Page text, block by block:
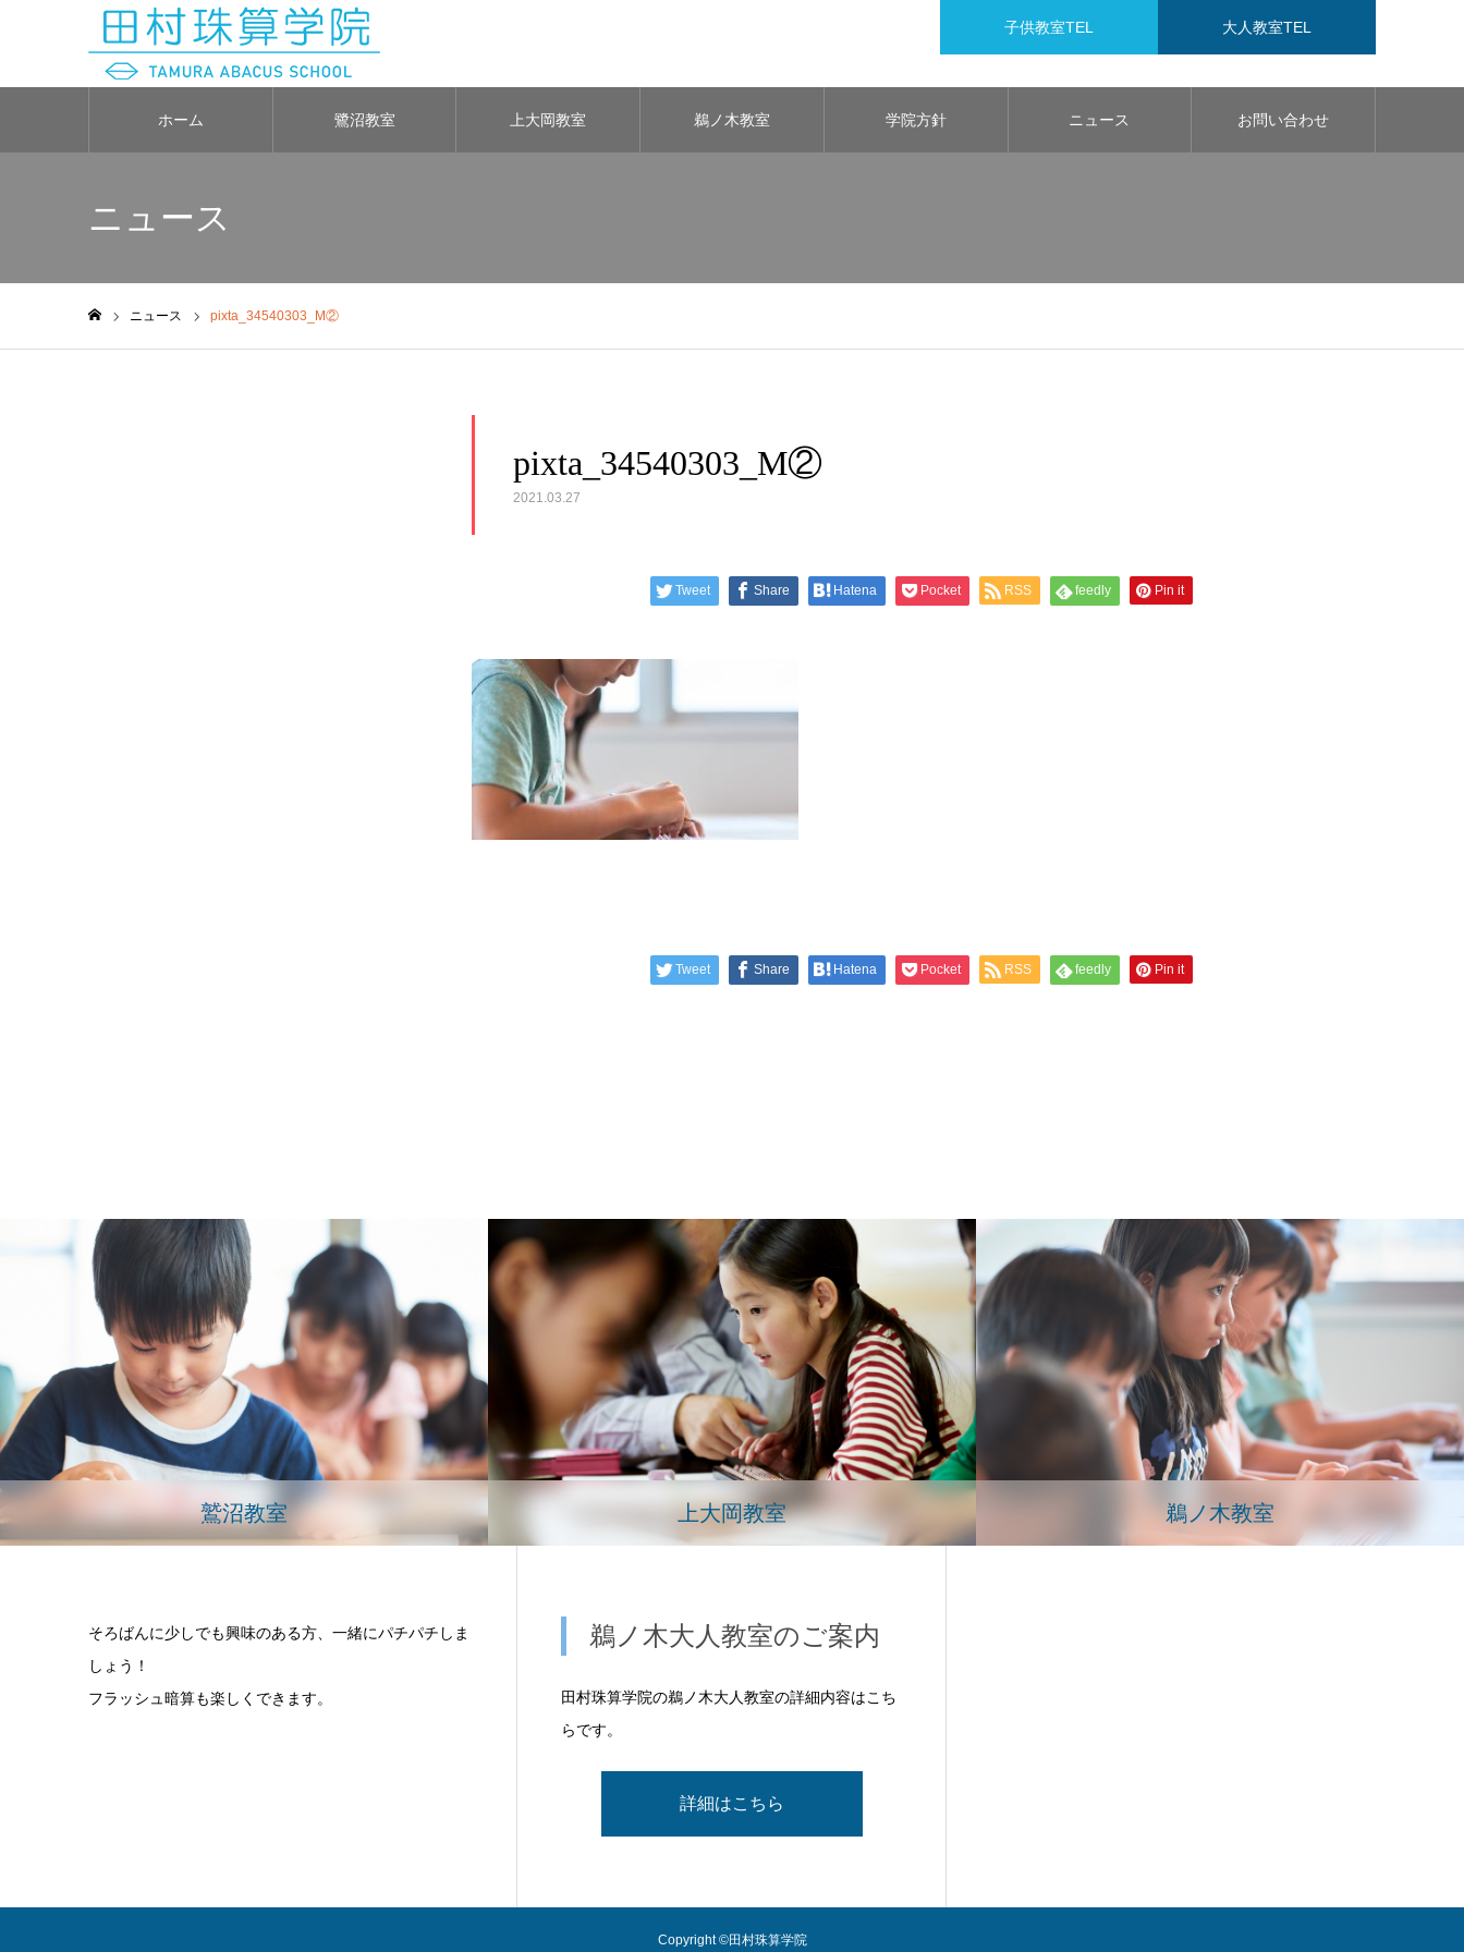
子供教室TEL 大人教室TEL
ホーム 鷺沼教室 上大岡教室 鵜ノ木教室 学院方針 ニュース お問い合わせ
ニュース
ニュース pixta_34540303_M②
pixta_34540303_M②
2021.03.27
Tweet Share Hatena Pocket RSS feedly Pin it
Tweet Share Hatena Pocket RSS feedly Pin it
鷲沼教室 上大岡教室 鵜ノ木教室
そろばんに少しでも興味のある方、一緒にパチパチしま
しょう！
フラッシュ暗算も楽しくできます。
鵜ノ木大人教室のご案内
田村珠算学院の鵜ノ木大人教室の詳細内容はこち
らです。
詳細はこちら
Copyright ©田村珠算学院